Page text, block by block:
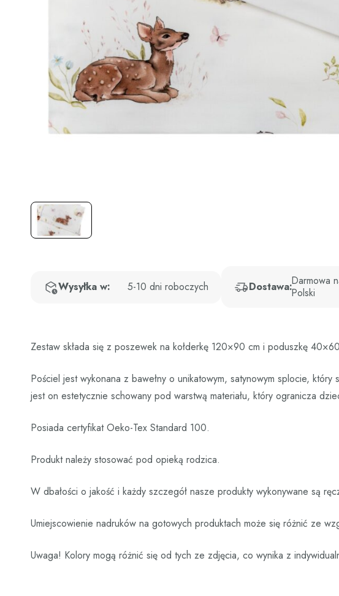
Wysyłka w: 5-10 dni roboczych Dostawa:Darmowa
Polski
Zestaw składa się z poszewek na kołderkę 120×90 cm i poduszkę
Pościel jest wykonana z bawełny o unikatowym, satynowym splocie,
jest on estetycznie schowany pod warstwą materiału, który ogranicza
Posiada certyfikat Oeko-Tex Standard 100.
Produkt należy stosować pod opieką rodzica.
W dbałości o jakość i każdy szczegół nasze produkty wykonywane są
Umiejscowienie nadruków na gotowych produktach może się różnić ze
Uwaga! Kolory mogą różnić się od tych ze zdjęcia, co wynika z